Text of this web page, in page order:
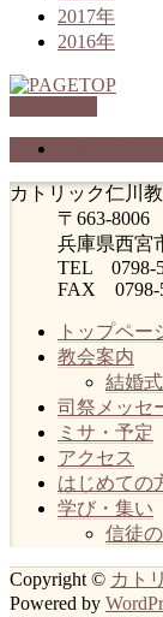
2017年
2016年
カトリック仁川
〒663-8006
兵庫県西宮
TEL 0798-
FAX 0798-
トップペー
教会案内
結婚
司祭メッセ
ミサ・予定
アクセス
はじめての
学び・集い
信徒
Copyright © カト
Powered by